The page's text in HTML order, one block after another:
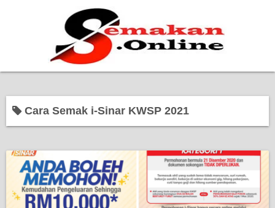
Bantuan Kerajaan
Pendidikan
Cara Semak i-Sinar KWSP 2021